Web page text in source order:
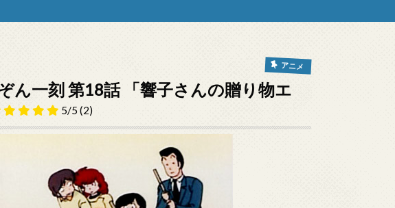
アニメ
ん一刻 第18話 「響子さんの贈り物エ
5/5 (2)